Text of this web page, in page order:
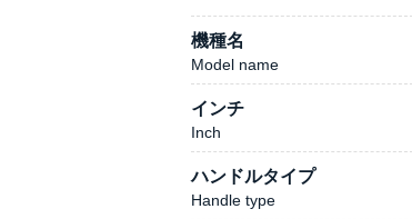
機種名
Model name
インチ
Inch
ハンドルタイプ
Handle type